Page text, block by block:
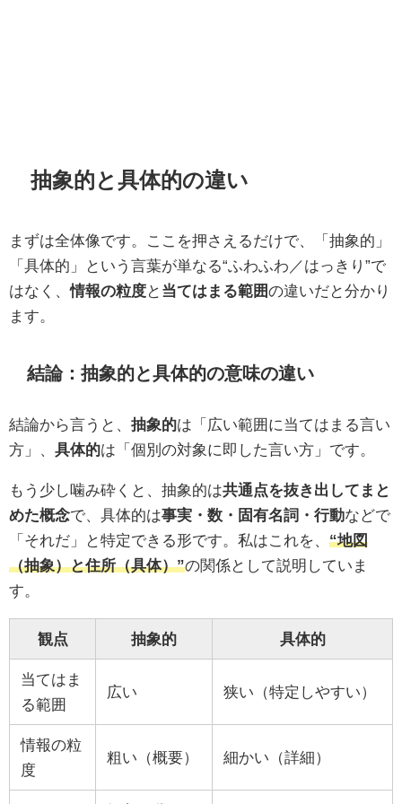
抽象的と具体的の違い
まずは全体像です。ここを押さえるだけで、「抽象的」
「具体的」という言葉が単なる“ふわふわ／はっきり”で
はなく、情報の粒度と 当てはまる範囲の違いだと分かり
ます。
結論：抽象的と具体的の意味の違い
結論から言うと、 抽象的は「広い範囲に当てはまる言い
方」、 具体的は「個別の対象に即した言い方」です。
もう少し噛み砕くと、抽象的は共通点を抜き出してまと
めた概念で、具体的は事実・数・固有名詞・行動などで
「それだ」と特定できる形です。私はこれを、 “地図
（抽象）と住所（具体）”の関係として説明していま
す。
観点 抽象的 具体的
当てはま
る範囲
広い 狭い（特定しやすい）
情報の粒
度
粗い（概要） 細かい（詳細）